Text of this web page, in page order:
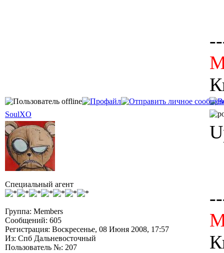
SoulXO
Специальный агент
Группа: Members
Сообщений: 605
Регистрация: Воскресенье, 08 Июня 2008, 17:57
Из: Спб Дальневосточный
Пользователь №: 207